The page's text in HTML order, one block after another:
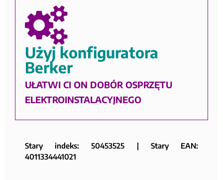
Użyj konfiguratora
Berker
UŁATWI CI ON DOBÓR OSPRZĘTU
ELEKTROINSTALACYJNEGO
Stary indeks: 50453525 | Stary EAN:
4011334441021